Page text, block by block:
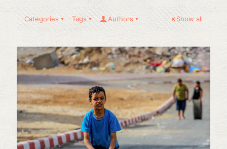
Categories Tags Authors Show all